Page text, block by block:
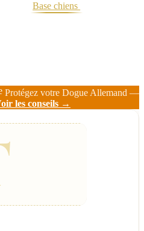
Base chiens
Protégez votre Dogue Allemand —
les conseils →